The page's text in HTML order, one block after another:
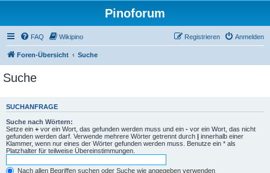
Pinoforum
FAQ Wikipino Anmelden
Registrieren
Foren-Übersicht Suche
Suche
SUCHANFRAGE
Suche nach Wörtern:
Setze ein + vor ein Wort, das gefunden werden muss und ein - vor ein Wort, das nicht
gefunden werden darf. Verwende mehrere Wörter getrennt durch | innerhalb einer
Klammer, wenn nur eines der Wörter gefunden werden muss. Benutze ein * als
Platzhalter für teilweise Übereinstimmungen.
Nach allen Begriffen suchen oder Suche wie angegeben verwenden